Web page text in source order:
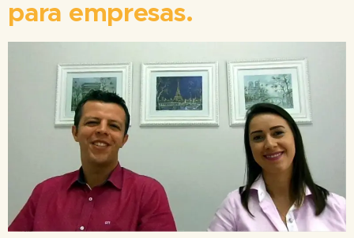
para empresas.